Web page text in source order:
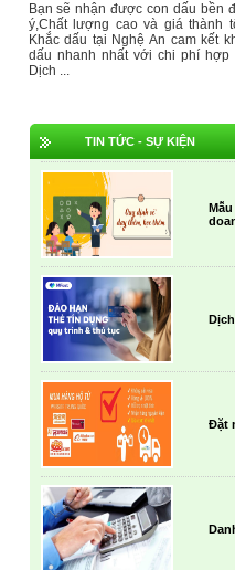
Bạn sẽ nhận được con dấu bền
ý,Chất lượng cao và giá thành
Khắc dấu tại Nghệ An cam kết
dấu nhanh nhất với chi phí hợp
Dịch ...
TIN TỨC - SỰ KIỆN
Đặt